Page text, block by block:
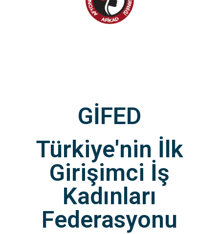
GİFED
Türkiye'nin İlk
Girişimci İş
Kadınları
Federasyonu